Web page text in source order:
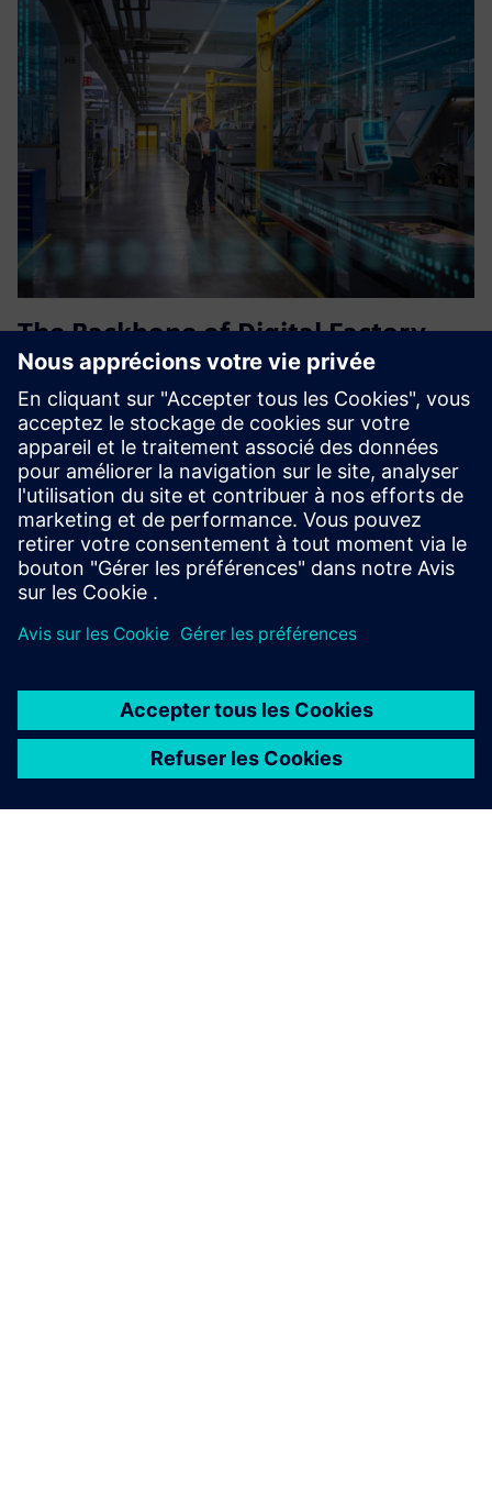
The Backbone of Digital Factory
Integration_BFC Gateway
La passerelle Siemens BFC permet une intégration
transparente entre les systèmes OT et informatiques,
offrant une connectivité de données en temps réel, une
conversion de protocole et une communication sécurisée
pour les environne...
En savoir plus